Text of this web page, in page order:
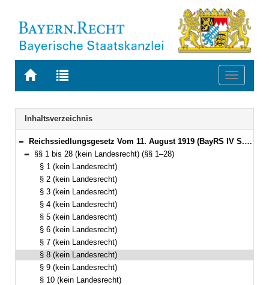
Zur
BAYERN.RECHT
Zur
letzten
Suche
Toggle
Navigation
Inhaltsverzeichnis
Bereich reduzieren
Reichssiedlungsgesetz Vom 11. August 1919 (BayRS IV S. 428) BayRS 2331-1-F (§§ 1–32)
Bereich reduzieren
§§ 1 bis 28 (kein Landesrecht) (§§ 1–28)
§ 1 (kein Landesrecht)
§ 2 (kein Landesrecht)
§ 3 (kein Landesrecht)
§ 4 (kein Landesrecht)
§ 5 (kein Landesrecht)
§ 6 (kein Landesrecht)
§ 7 (kein Landesrecht)
§ 8 (kein Landesrecht)
§ 9 (kein Landesrecht)
§ 10 (kein Landesrecht)